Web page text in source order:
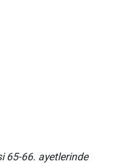
65-66. ayetlerinde